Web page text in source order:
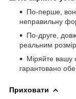
По-перше,
неправильну
По-друге,
реальним
Міряйте вашу
гарантовано
Приховати